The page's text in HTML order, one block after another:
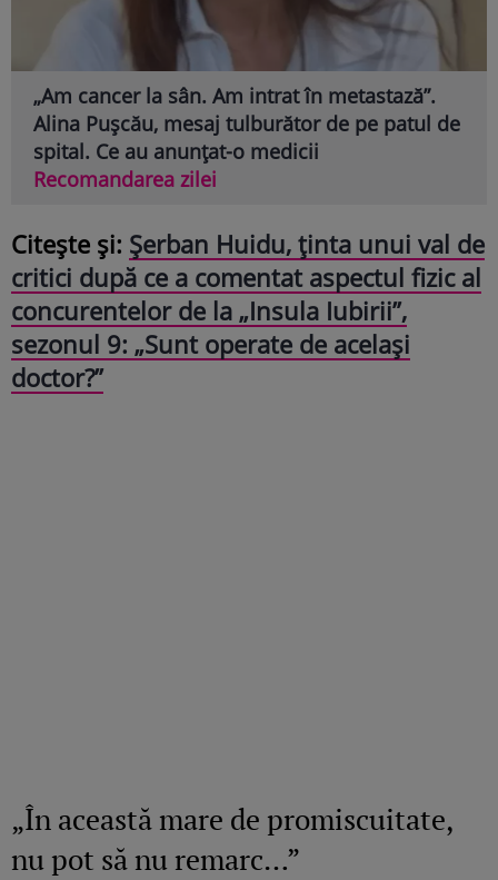
„Am cancer la sân. Am intrat în metastază”.
Alina Pușcău, mesaj tulburător de pe patul de
spital. Ce au anunțat-o medicii
Recomandarea zilei
Citește și: Șerban Huidu, ținta unui val de
critici după ce a comentat aspectul fizic al
concurentelor de la „Insula Iubirii”,
sezonul 9: „Sunt operate de același
doctor?”
„În această mare de promiscuitate,
nu pot să nu remarc…”